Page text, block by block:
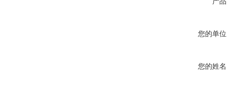
您的单位
您的姓名